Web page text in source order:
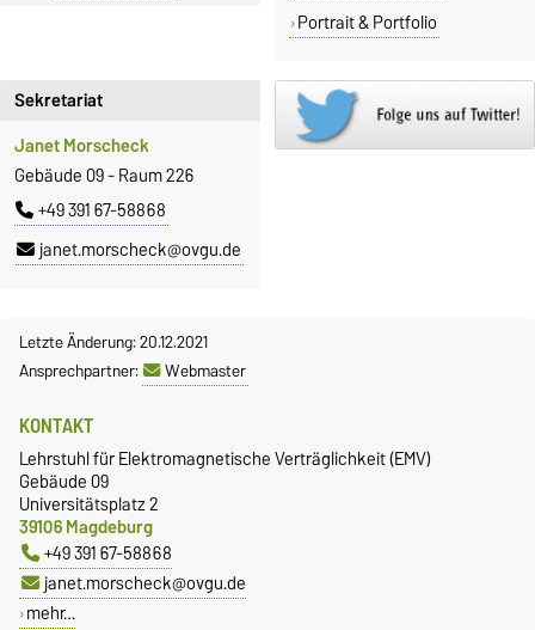
Sekretariat
Janet Morscheck
Gebäude 09 - Raum 226
+49 391 67-58868
janet.morscheck@ovgu.de
Portrait & Portfolio
Letzte Änderung: 20.12.2021
Ansprechpartner:
Webmaster
KONTAKT
Lehrstuhl für Elektromagnetische Verträglichkeit (EMV)
Gebäude 09
Universitätsplatz 2
39106 Magdeburg
+49 391 67-58868
janet.morscheck@ovgu.de
mehr…